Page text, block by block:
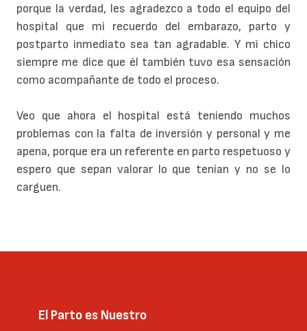
porque la verdad, les agradezco a todo el equipo del
hospital que mi recuerdo del embarazo, parto y
postparto inmediato sea tan agradable. Y mi chico
siempre me dice que él también tuvo esa sensación
como acompañante de todo el proceso.
Veo que ahora el hospital está teniendo muchos
problemas con la falta de inversión y personal y me
apena, porque era un referente en parto respetuoso y
espero que sepan valorar lo que tenían y no se lo
carguen.
El Parto es Nuestro